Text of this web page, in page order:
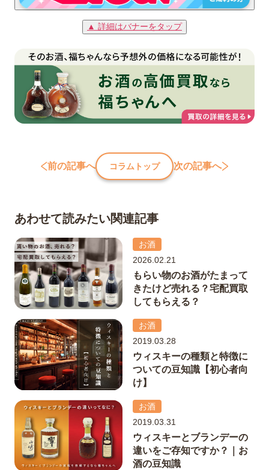
▲ 詳細はバナーをタップ
前の記事へ コラムトップ 次の記事へ
あわせて読みたい関連記事
お酒
2026.02.21
もらい物のお酒がたまって
きたけど売れる？宅配買取
してもらえる？
お酒
2019.03.28
ウィスキーの種類と特徴に
ついての豆知識【初心者向
け】
お酒
2019.03.31
ウィスキーとブランデーの
違いをご存知ですか？｜お
酒の豆知識